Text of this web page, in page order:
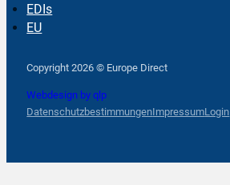
EDIs
EU
Copyright 2026 © Europe Direct
Webdesign by qlp
DatenschutzbestimmungenImpressumLogin